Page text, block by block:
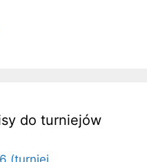
do turniejów
(turniej